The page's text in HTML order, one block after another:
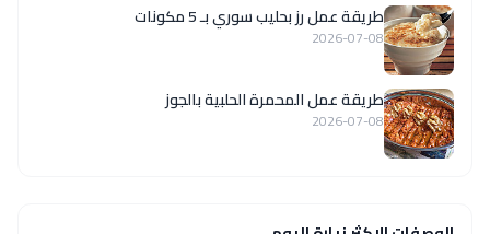
طريقة عمل رز بحليب سوري بـ 5 مكونات
2026-07-08
طريقة عمل المحمرة الحلبية بالجوز
2026-07-08